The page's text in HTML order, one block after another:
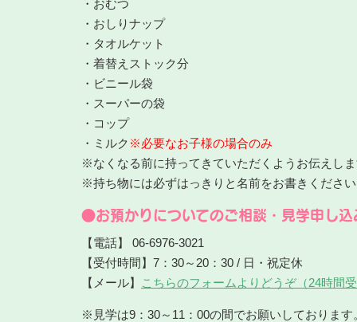
・おむつ
・おしりナップ
・タオルケット
・着替えストック分
・ビニール袋
・スーパーの袋
・コップ
・ミルク ※必要なお子様の場合のみ
※なくなる前に持ってきていただくようお伝えし
※持ち物には必ずはっきりと名前をお書きくださ
●お預かりについてのご相談・見学申し込
【電話】 06-6976-3021
【受付時間】7：30～20：30 / 日・祝定休
【メール】
こちらのフォームよりどうぞ（24時
※見学は9：30～11：00の間でお願いしております